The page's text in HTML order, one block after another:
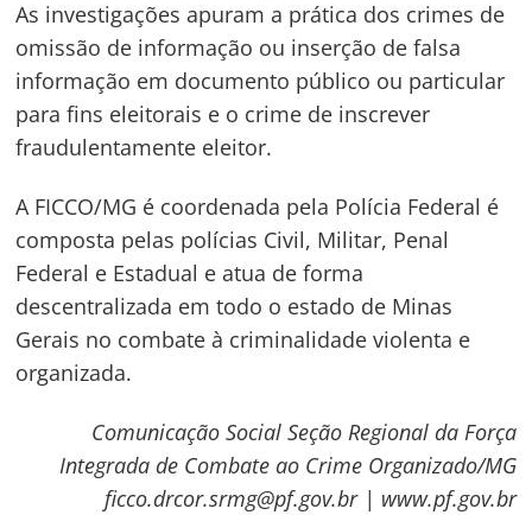
As investigações apuram a prática dos crimes de
omissão de informação ou inserção de falsa
informação em documento público ou particular
para fins eleitorais e o crime de inscrever
fraudulentamente eleitor.
A FICCO/MG é coordenada pela Polícia Federal é
composta pelas polícias Civil, Militar, Penal
Federal e Estadual e atua de forma
descentralizada em todo o estado de Minas
Gerais no combate à criminalidade violenta e
organizada.
Comunicação Social Seção Regional da Força
Integrada de Combate ao Crime Organizado/MG
ficco.drcor.srmg@pf.gov.br | www.pf.gov.br